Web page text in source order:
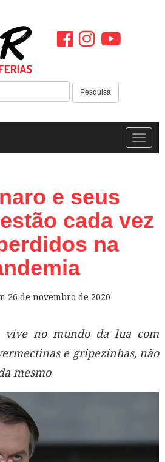
Pesquisa
e seus
cada vez
na
26 de novembro de 2020
vive no mundo da lua com
e gripezinhas, não
mesmo